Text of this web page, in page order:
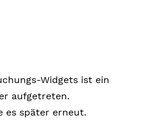
Widgets ist ein
aufgetreten.
es später erneut.